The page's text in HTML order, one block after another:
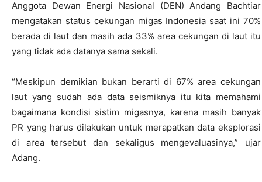
Anggota Dewan Energi Nasional (DEN) Andang Bachtiar
mengatakan status cekungan migas Indonesia saat ini 70%
berada di laut dan masih ada 33% area cekungan di laut itu
yang tidak ada datanya sama sekali.
“Meskipun demikian bukan berarti di 67% area cekungan
laut yang sudah ada data seismiknya itu kita memahami
bagaimana kondisi sistim migasnya, karena masih banyak
PR yang harus dilakukan untuk merapatkan data eksplorasi
di area tersebut dan sekaligus mengevaluasinya,” ujar
Adang.